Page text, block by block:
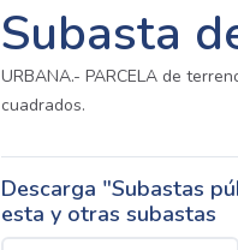
Subasta
URBANA.- PARCELA de
cuadrados.
Descarga "Subastas
esta y otras subastas